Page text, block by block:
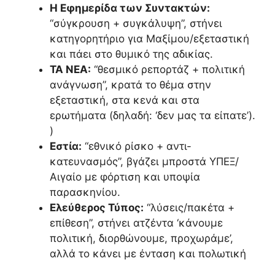
Η Εφημερίδα των Συντακτών:
“σύγκρουση + συγκάλυψη”, στήνει
κατηγορητήριο για Μαξίμου/εξεταστική
και πάει στο θυμικό της αδικίας.
ΤΑ ΝΕΑ: “θεσμικό ρεπορτάζ + πολιτική
ανάγνωση”, κρατά το θέμα στην
εξεταστική, στα κενά και στα
ερωτήματα (δηλαδή: ‘δεν μας τα είπατε’).
)
Εστία: “εθνικό ρίσκο + αντι-
κατευνασμός”, βγάζει μπροστά ΥΠΕΞ/
Αιγαίο με φόρτιση και υποψία
παρασκηνίου.
Ελεύθερος Τύπος: “λύσεις/πακέτα +
επίθεση”, στήνει ατζέντα ‘κάνουμε
πολιτική, διορθώνουμε, προχωράμε’,
αλλά το κάνει με ένταση και πολωτική